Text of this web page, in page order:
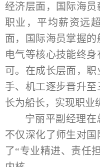
经济层面，国际海
职业，平均薪资远
面，国际海员掌握
电气等核心技能终
可。在成长层面，
手、机工逐步晋升
长为船长，实现职业
宁丽平副经理
不仅深化了师生对
了“专业精进、责任